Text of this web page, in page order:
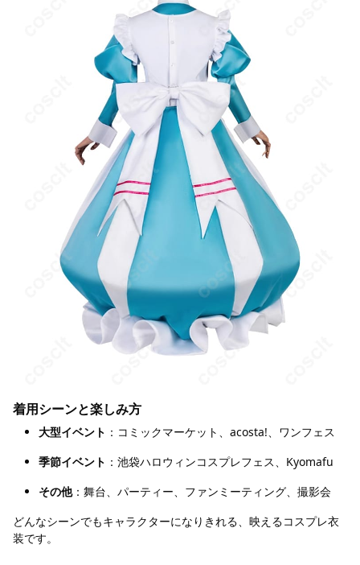
着用シーンと楽しみ方
大型イベント ：コミックマーケット、acosta!、ワンフェス
季節イベント ：池袋ハロウィンコスプレフェス、Kyomafu
その他：舞台、パーティー、ファンミーティング、撮影会
どんなシーンでもキャラクターになりきれる、映えるコスプレ衣
装です。